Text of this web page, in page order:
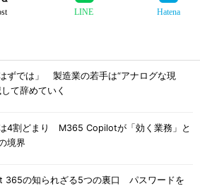
LINE Hatena
はずでは」 製造業の若手は“アナログな現
て辞めていく
4割どまり M365 Copilotが「効く業務」と
境界
365の知られざる5つの裏口 パスワードを